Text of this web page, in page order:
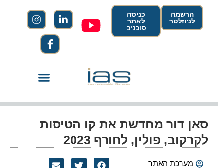
הרשמה
לניוזלטר
כניסה
לאתר
סוכנים
סאן דור מחדשת את קו הטיסות
לקרקוב, פולין, לחורף 2023
מערכת האתר